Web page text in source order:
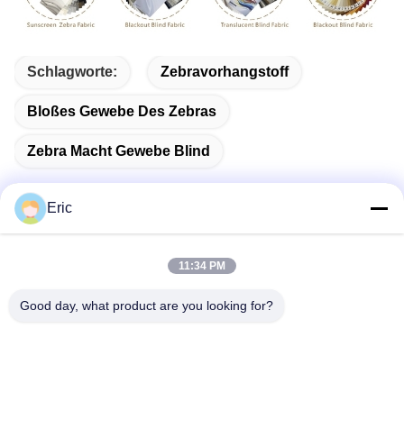
Schlagworte: Zebravorhangstoff
Bloßes Gewebe Des Zebras
Zebra Macht Gewebe Blind
Schnelle Kontaktaufnahme
Anschrift
Eric
11:34 PM
Good day, what product are you looking for?